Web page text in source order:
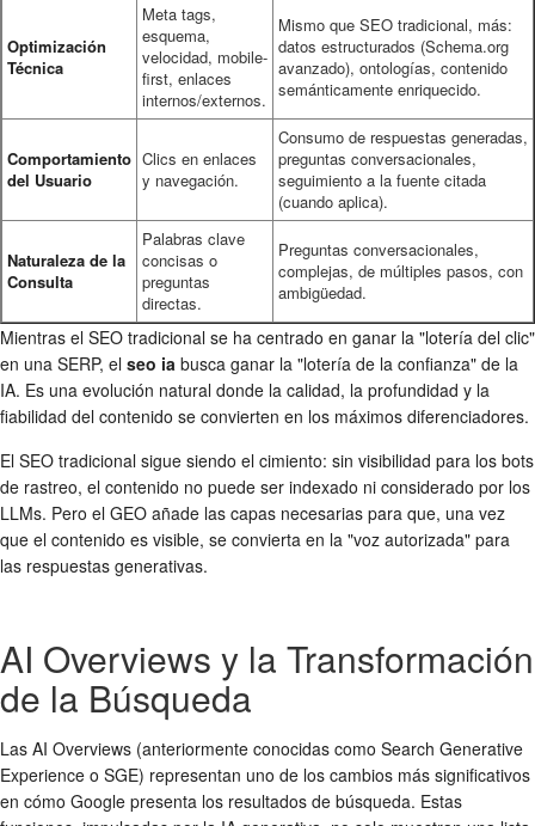
Optimización
Técnica
Meta tags,
esquema,
velocidad, mobile-
first, enlaces
internos/externos.
Mismo que SEO tradicional, más:
datos estructurados (Schema.org
avanzado), ontologías, contenido
semánticamente enriquecido.
Comportamiento
del Usuario
Clics en enlaces
y navegación.
Consumo de respuestas generadas,
preguntas conversacionales,
seguimiento a la fuente citada
(cuando aplica).
Naturaleza de la
Consulta
Palabras clave
concisas o
preguntas
directas.
Preguntas conversacionales,
complejas, de múltiples pasos, con
ambigüedad.
Mientras el SEO tradicional se ha centrado en ganar la "lotería del clic"
en una SERP, el seo ia busca ganar la "lotería de la confianza" de la
IA. Es una evolución natural donde la calidad, la profundidad y la
fiabilidad del contenido se convierten en los máximos diferenciadores.
El SEO tradicional sigue siendo el cimiento: sin visibilidad para los bots
de rastreo, el contenido no puede ser indexado ni considerado por los
LLMs. Pero el GEO añade las capas necesarias para que, una vez
que el contenido es visible, se convierta en la "voz autorizada" para
las respuestas generativas.
AI Overviews y la Transformación
de la Búsqueda
Las AI Overviews (anteriormente conocidas como Search Generative
Experience o SGE) representan uno de los cambios más significativos
en cómo Google presenta los resultados de búsqueda. Estas